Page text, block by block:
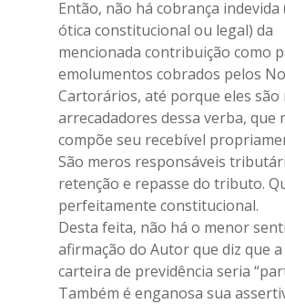
Então, não há cobrança indevida
ótica constitucional ou legal) da
mencionada contribuição como
emolumentos cobrados pelos
Cartorários, até porque eles são
arrecadadores dessa verba, que
compõe seu recebível
São meros responsáveis
retenção e repasse do tributo.
perfeitamente constitucional.
Desta feita, não há o menor
afirmação do Autor que diz que
carteira de previdência seria
Também é enganosa sua